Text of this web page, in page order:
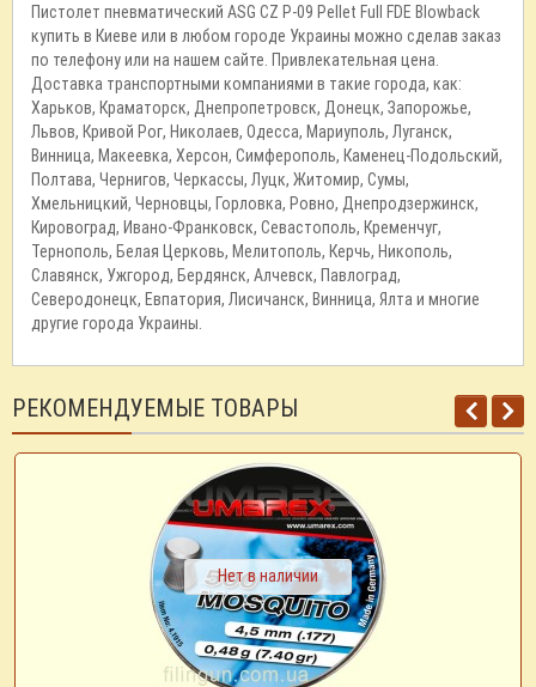
Пистолет пневматический ASG CZ P-09 Pellet Full FDE Blowback
купить в Киеве или в любом городе Украины можно сделав заказ
по телефону или на нашем сайте. Привлекательная цена.
Доставка транспортными компаниями в такие города, как:
Харьков, Краматорск, Днепропетровск, Донецк, Запорожье,
Львов, Кривой Рог, Николаев, Одесса, Мариуполь, Луганск,
Винница, Макеевка, Херсон, Симферополь, Каменец-Подольский,
Полтава, Чернигов, Черкассы, Луцк, Житомир, Сумы,
Хмельницкий, Черновцы, Горловка, Ровно, Днепродзержинск,
Кировоград, Ивано-Франковск, Севастополь, Кременчуг,
Тернополь, Белая Церковь, Мелитополь, Керчь, Никополь,
Славянск, Ужгород, Бердянск, Алчевск, Павлоград,
Северодонецк, Евпатория, Лисичанск, Винница, Ялта и многие
другие города Украины.
РЕКОМЕНДУЕМЫЕ ТОВАРЫ
Нет в наличии